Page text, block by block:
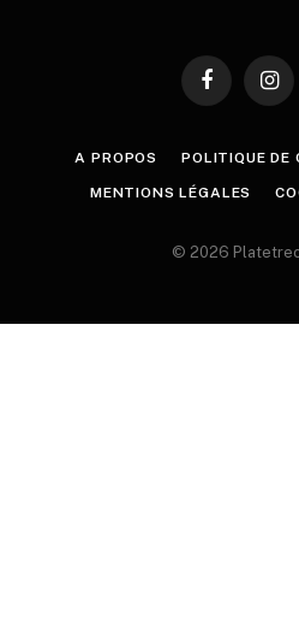
Facebook
A PROPOS POLITIQUE DE
MENTIONS LÉGALES
© 2026